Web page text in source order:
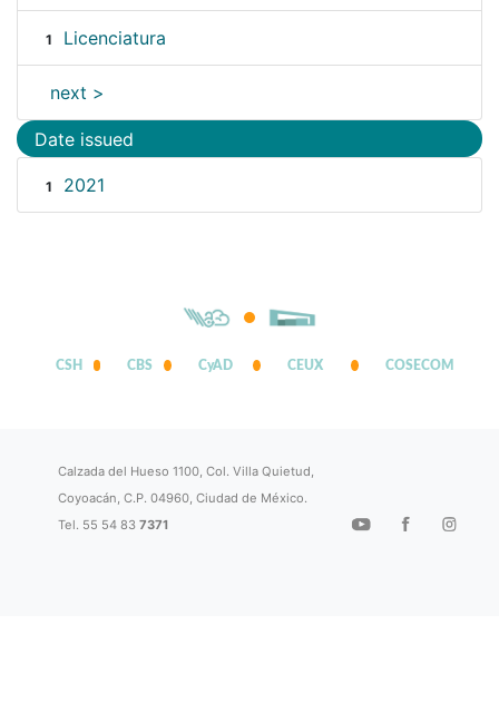
1 Licenciatura
next >
Date issued
1 2021
CSH CBS CyAD CEUX COSECOM
Calzada del Hueso 1100, Col. Villa Quietud,
Coyoacán, C.P. 04960, Ciudad de México.
Tel. 55 54 837371